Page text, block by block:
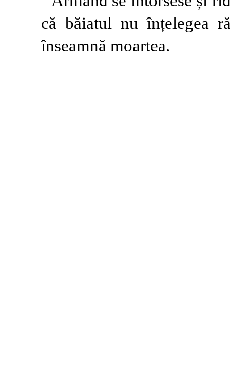
că băiatul nu înțelegea
înseamnă moartea.